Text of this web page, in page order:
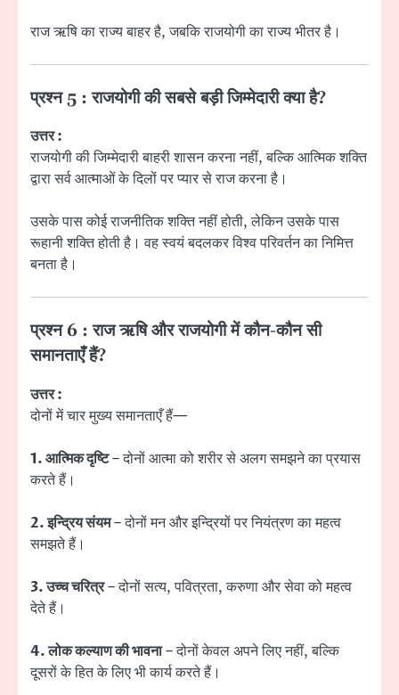
राज ऋषि का राज्य बाहर है, जबकि राजयोगी का राज्य भीतर है।
प्रश्न 5 : राजयोगी की सबसे बड़ी जिम्मेदारी क्या है?
उत्तर :
राजयोगी की जिम्मेदारी बाहरी शासन करना नहीं, बल्कि आत्मिक शक्ति
द्वारा सर्व आत्माओं के दिलों पर प्यार से राज करना है।
उसके पास कोई राजनीतिक शक्ति नहीं होती, लेकिन उसके पास
रूहानी शक्ति होती है। वह स्वयं बदलकर विश्व परिवर्तन का निमित्त
बनता है।
प्रश्न 6 : राज ऋषि और राजयोगी में कौन-कौन सी
समानताएँ हैं?
उत्तर :
दोनों में चार मुख्य समानताएँ हैं—
1. आत्मिक दृष्टि– दोनों आत्मा को शरीर से अलग समझने का प्रयास
करते हैं।
2. इन्द्रिय संयम– दोनों मन और इन्द्रियों पर नियंत्रण का महत्व
समझते हैं।
3. उच्च चरित्र– दोनों सत्य, पवित्रता, करुणा और सेवा को महत्व
देते हैं।
4. लोक कल्याण की भावना– दोनों केवल अपने लिए नहीं, बल्कि
दूसरों के हित के लिए भी कार्य करते हैं।